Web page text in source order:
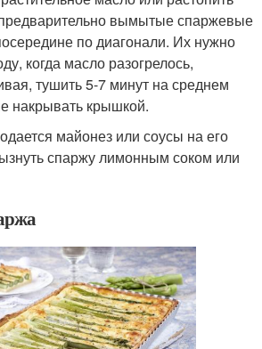
вымытые спаржевые
по диагонали. Их нужно
когда масло разогрелось,
тушить 5-7 минут на среднем
накрывать крышкой.
майонез или соусы на его
спаржу лимонным соком или